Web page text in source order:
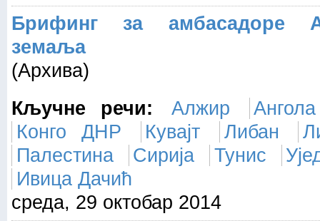
Брифинг за амбасадоре
земаља
(Архива)
Кључне речи:
Алжир
Ангола
Конго ДНР
Кувајт Либан
Палестина
Сирија Тунис
Ивица Дачић
среда, 29 октобар 2014